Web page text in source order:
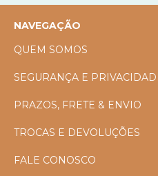
NAVEGAÇÃO
QUEM SOMOS
SEGURANÇA E
PRAZOS, FRETE & ENVIO
TROCAS E DEVOLUÇÕES
FALE CONOSCO